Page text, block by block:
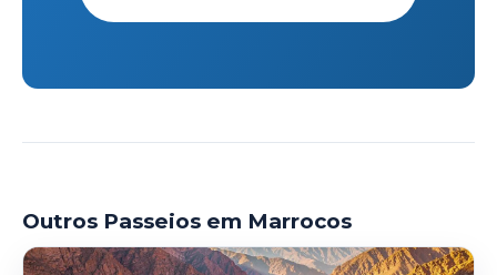
Outros Passeios em Marrocos